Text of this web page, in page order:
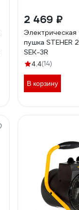
2 469 ₽
Электрическая
пушка STEHER
SEK-3R
4.4(14)
В корзину